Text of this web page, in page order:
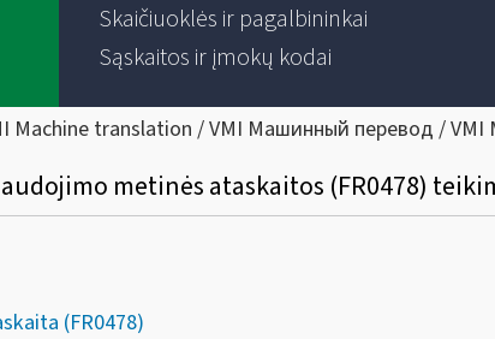
Skaičiuoklės ir pagalbininkai
Sąskaitos ir įmokų kodai
Machine translation / VMI Машинный перевод /
metinės ataskaitos (FR0478)
(FR0478)